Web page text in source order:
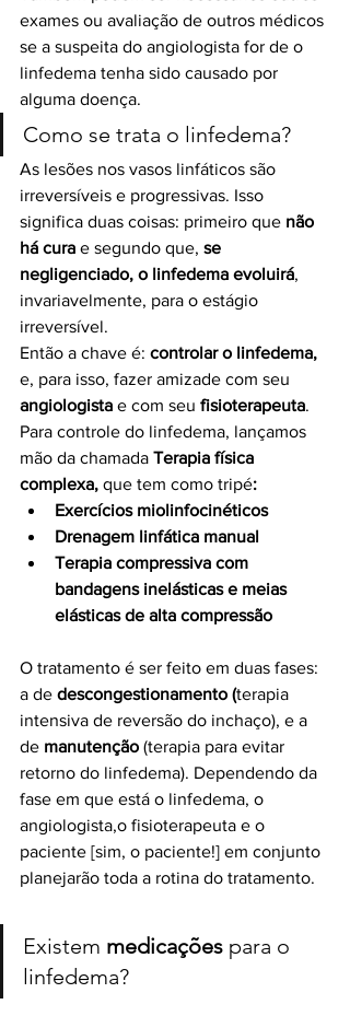
exames ou avaliação de outros médicos
se a suspeita do angiologista for de o
linfedema tenha sido causado por
alguma doença.
Como se trata o linfedema?
As lesões nos vasos linfáticos são
irreversíveis e progressivas. Isso
significa duas coisas: primeiro que não
há cura e segundo que, se
negligenciado, o linfedema evoluirá,
invariavelmente, para o estágio
irreversível.
Então a chave é: controlar o linfedema,
e, para isso, fazer amizade com seu
angiologista e com seu fisioterapeuta.
Para controle do linfedema, lançamos
mão da chamada Terapia física
complexa, que tem como tripé:
Exercícios miolinfocinéticos
Drenagem linfática manual
Terapia compressiva com
bandagens inelásticas e meias
elásticas de alta compressão
O tratamento é ser feito em duas fases:
a de descongestionamento (terapia
intensiva de reversão do inchaço), e a
de manutenção (terapia para evitar
retorno do linfedema). Dependendo da
fase em que está o linfedema, o
angiologista,o fisioterapeuta e o
paciente [sim, o paciente!] em conjunto
planejarão toda a rotina do tratamento.
Existem medicações para o
linfedema?